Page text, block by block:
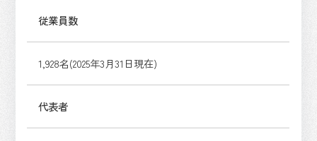
従業員数
1,928名(2025年3月31日現在)
代表者